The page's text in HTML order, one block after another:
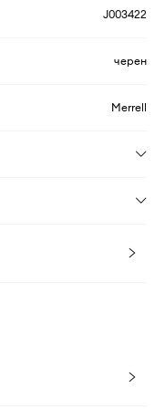
J003422
черен
Merrell